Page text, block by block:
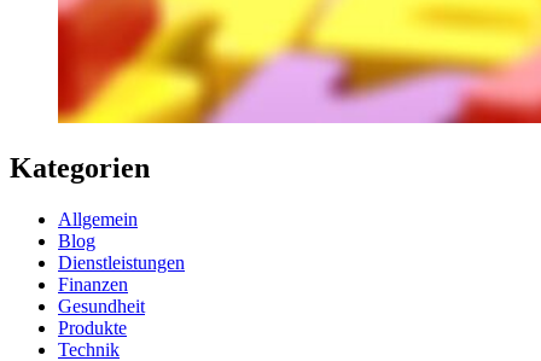
Kategorien
Allgemein
Blog
Dienstleistungen
Finanzen
Gesundheit
Produkte
Technik